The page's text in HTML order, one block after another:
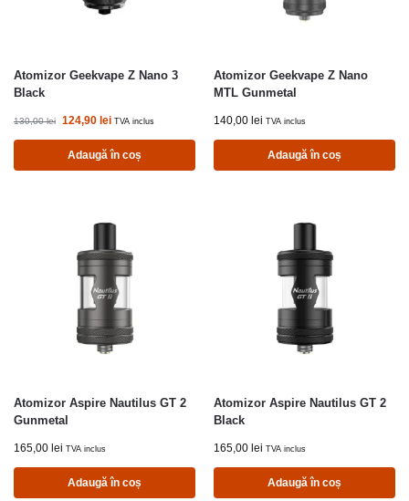
Atomizor Geekvape Z Nano 3
Black
130,00lei 124,90 lei TVA inclus
Adaugă în coș
Atomizor Geekvape Z Nano
MTL Gunmetal
140,00 lei TVA inclus
Adaugă în coș
Atomizor Aspire Nautilus GT 2
Gunmetal
165,00 lei TVA inclus
Adaugă în coș
Atomizor Aspire Nautilus GT 2
Black
165,00 lei TVA inclus
Adaugă în coș